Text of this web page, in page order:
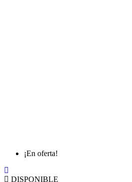
¡En oferta!
DISPONIBLE